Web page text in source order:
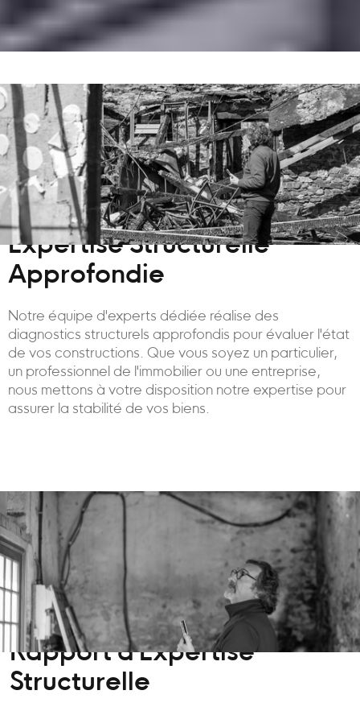
Expertise Structurelle
Approfondie
Notre équipe d'experts dédiée réalise des
diagnostics structurels approfondis pour évaluer l'état
de vos constructions. Que vous soyez un particulier,
un professionnel de l'immobilier ou une entreprise,
nous mettons à votre disposition notre expertise pour
assurer la stabilité de vos biens.
Rapport d'Expertise
Structurelle